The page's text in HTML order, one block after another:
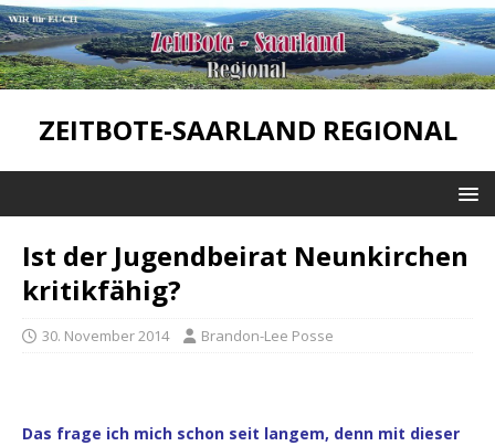
ZEITBOTE-SAARLAND REGIONAL
Ist der Jugendbeirat Neunkirchen
kritikfähig?
30. November 2014 Brandon-Lee Posse
Das frage ich mich schon seit langem, denn mit dieser